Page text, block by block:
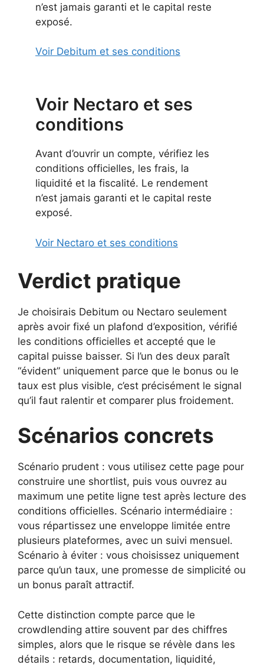
n’est jamais garanti et le capital reste
exposé.
Voir Debitum et ses conditions
Voir Nectaro et ses
conditions
Avant d’ouvrir un compte, vérifiez les
conditions officielles, les frais, la
liquidité et la fiscalité. Le rendement
n’est jamais garanti et le capital reste
exposé.
Voir Nectaro et ses conditions
Verdict pratique
Je choisirais Debitum ou Nectaro seulement
après avoir fixé un plafond d’exposition, vérifié
les conditions officielles et accepté que le
capital puisse baisser. Si l’un des deux paraît
“évident” uniquement parce que le bonus ou le
taux est plus visible, c’est précisément le signal
qu’il faut ralentir et comparer plus froidement.
Scénarios concrets
Scénario prudent : vous utilisez cette page pour
construire une shortlist, puis vous ouvrez au
maximum une petite ligne test après lecture des
conditions officielles. Scénario intermédiaire :
vous répartissez une enveloppe limitée entre
plusieurs plateformes, avec un suivi mensuel.
Scénario à éviter : vous choisissez uniquement
parce qu’un taux, une promesse de simplicité ou
un bonus paraît attractif.
Cette distinction compte parce que le
crowdlending attire souvent par des chiffres
simples, alors que le risque se révèle dans les
détails : retards, documentation, liquidité,